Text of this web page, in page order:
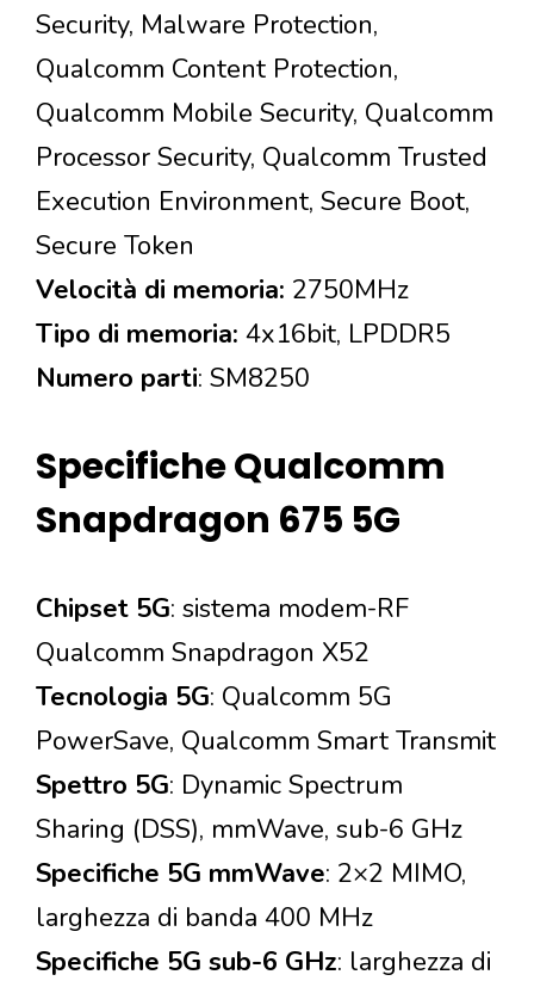
Security, Malware Protection,
Qualcomm Content Protection,
Qualcomm Mobile Security, Qualcomm
Processor Security, Qualcomm Trusted
Execution Environment, Secure Boot,
Secure Token
Velocità di memoria: 2750MHz
Tipo di memoria: 4x16bit, LPDDR5
Numero parti: SM8250
Specifiche Qualcomm
Snapdragon 675 5G
Chipset 5G: sistema modem-RF
Qualcomm Snapdragon X52
Tecnologia 5G: Qualcomm 5G
PowerSave, Qualcomm Smart Transmit
Spettro 5G: Dynamic Spectrum
Sharing (DSS), mmWave, sub-6 GHz
Specifiche 5G mmWave: 2×2 MIMO,
larghezza di banda 400 MHz
Specifiche 5G sub-6 GHz: larghezza di